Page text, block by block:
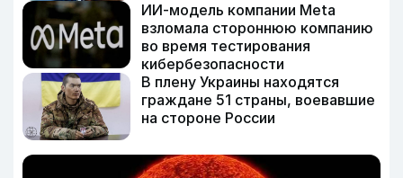
ИИ-модель компании Meta
взломала стороннюю компанию
во время тестирования
кибербезопасности
В плену Украины находятся
граждане 51 страны, воевавшие
на стороне России